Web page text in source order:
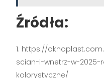
Źródła:
https://
scian-i-wnetrz-w-2025-
kolorystyczne/